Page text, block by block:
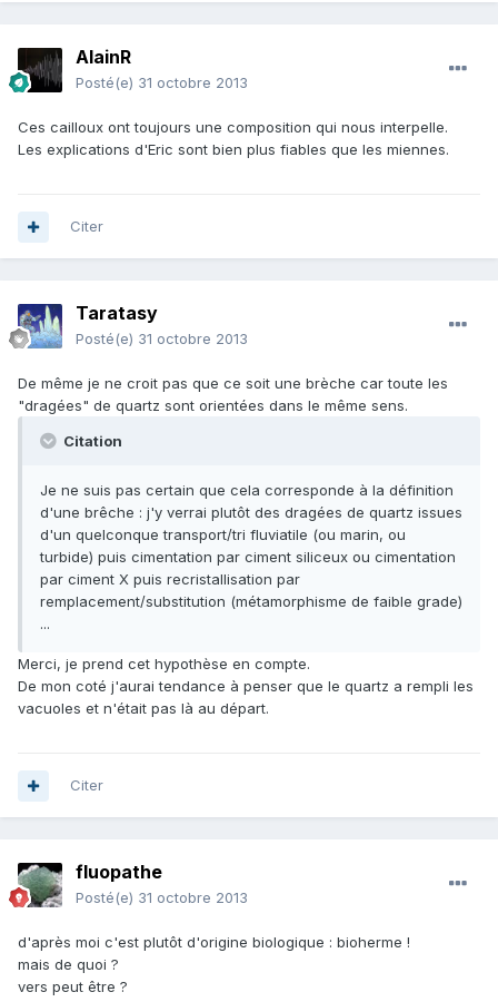
AlainR
Posté(e) 31 octobre 2013
Ces cailloux ont toujours une composition qui nous interpelle.
Les explications d'Eric sont bien plus fiables que les miennes.
Citer
Taratasy
Posté(e) 31 octobre 2013
De même je ne croit pas que ce soit une brèche car toute les
"dragées" de quartz sont orientées dans le même sens.
Citation
Je ne suis pas certain que cela corresponde à la définition
d'une brêche : j'y verrai plutôt des dragées de quartz issues
d'un quelconque transport/tri fluviatile (ou marin, ou
turbide) puis cimentation par ciment siliceux ou cimentation
par ciment X puis recristallisation par
remplacement/substitution (métamorphisme de faible grade)
...
Merci, je prend cet hypothèse en compte.
De mon coté j'aurai tendance à penser que le quartz a rempli les
vacuoles et n'était pas là au départ.
Citer
fluopathe
Posté(e) 31 octobre 2013
d'après moi c'est plutôt d'origine biologique : bioherme !
mais de quoi ?
vers peut être ?